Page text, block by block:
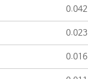
0.042
0.023
0.016